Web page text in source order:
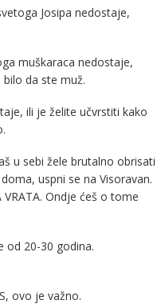
Josipa nedostaje,
muškaraca nedostaje,
da ste muž.
ili je želite učvrstiti kako
u sebi žele brutalno obrisati
uspni se na Visoravan.
VRATA. Ondje ćeš o tome
od 20-30 godina.
ovo je važno.